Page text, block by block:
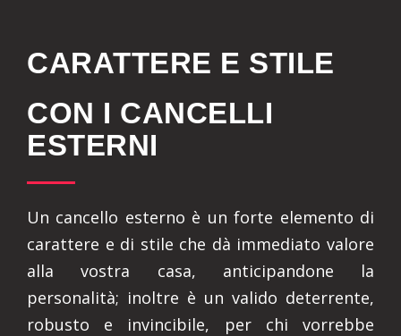
CARATTERE E STILE
CON I CANCELLI
ESTERNI
Un cancello esterno è un forte elemento di
carattere e di stile che dà immediato valore
alla vostra casa, anticipandone la
personalità; inoltre è un valido deterrente,
robusto e invincibile, per chi vorrebbe